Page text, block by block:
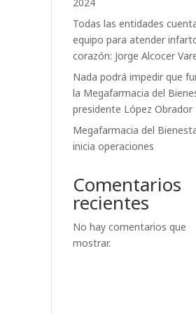
Todas las entidades
equipo para atender
corazón: Jorge Alcocer
Nada podrá impedir que
la Megafarmacia del
presidente López Obrador
Megafarmacia del
inicia operaciones
Comentarios
recientes
No hay comentarios que
mostrar.